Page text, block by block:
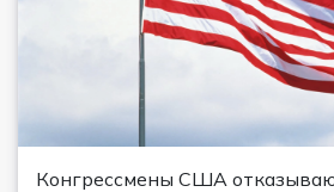
Конгрессмены США